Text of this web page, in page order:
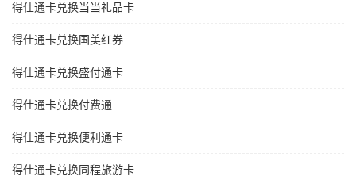
得仕通卡兑换当当礼品卡
得仕通卡兑换国美红券
得仕通卡兑换盛付通卡
得仕通卡兑换付费通
得仕通卡兑换便利通卡
得仕通卡兑换同程旅游卡